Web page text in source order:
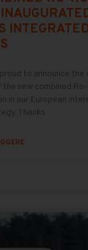
to announce the
new combined
in our European
Thanks